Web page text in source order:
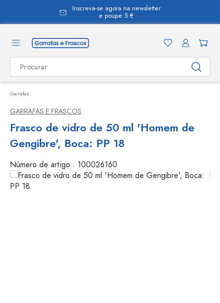
Inscreva-se agora na newsletter
e poupe 5 €
Garrafas
GARRAFAS E FRASCOS
Frasco de vidro de 50 ml 'Homem de
Gengibre', Boca: PP 18
Número de artigo : 100026160